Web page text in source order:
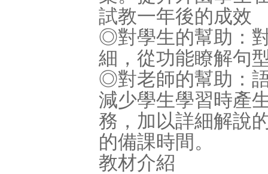
試教一年後的成效
◎對學生的幫助：
細，從功能瞭解句
◎對老師的幫助：
減少學生學習時產
務，加以詳細解說
的備課時間。
教材介紹